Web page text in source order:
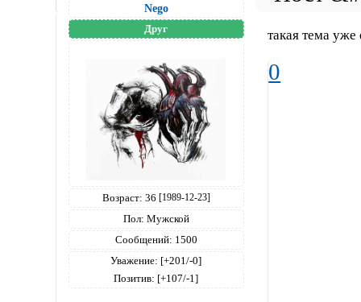
Nego
Друг
Возраст: 36 [1989-12-23]
Пол: Мужской
Сообщений: 1500
Уважение: [+201/-0]
Позитив: [+107/-1]
такая тема уже
0